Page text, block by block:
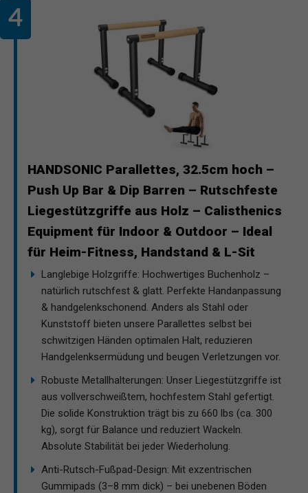
HANDSONIC Parallettes, 32.5cm hoch –
Push Up Bar & Dip Barren – Rutschfeste
Liegestützgriffe aus Holz – Calisthenics
Equipment für Indoor & Outdoor – Ideal
für Heim-Fitness, Handstand & L-Sit
Langlebige Holzgriffe: Hochwertiges Buchenholz –
natürlich rutschfest & glatt. Perfekte Handanpassung
& handgelenkschonend. Anders als Stahl oder
Kunststoff bieten unsere Parallettes selbst bei
schwitzigen Händen optimalen Halt, reduzieren
Handgelenksermüdung und beugen Verletzungen vor.
Robuste Metallhalterungen: Unser Liegestützgriffe ist
aus vollverschweißtem, hochfestem Stahl gefertigt.
Die solide Konstruktion trägt bis zu 660 lbs (ca. 300
kg), sorgt für Balance und reduziert Wackeln.
Absolute Stabilität bei jeder Wiederholung.
Anti-Rutsch-Fußpad-Design: Mit exzentrischen
Gummipads (3–8 mm dick) – bei unebenen Böden